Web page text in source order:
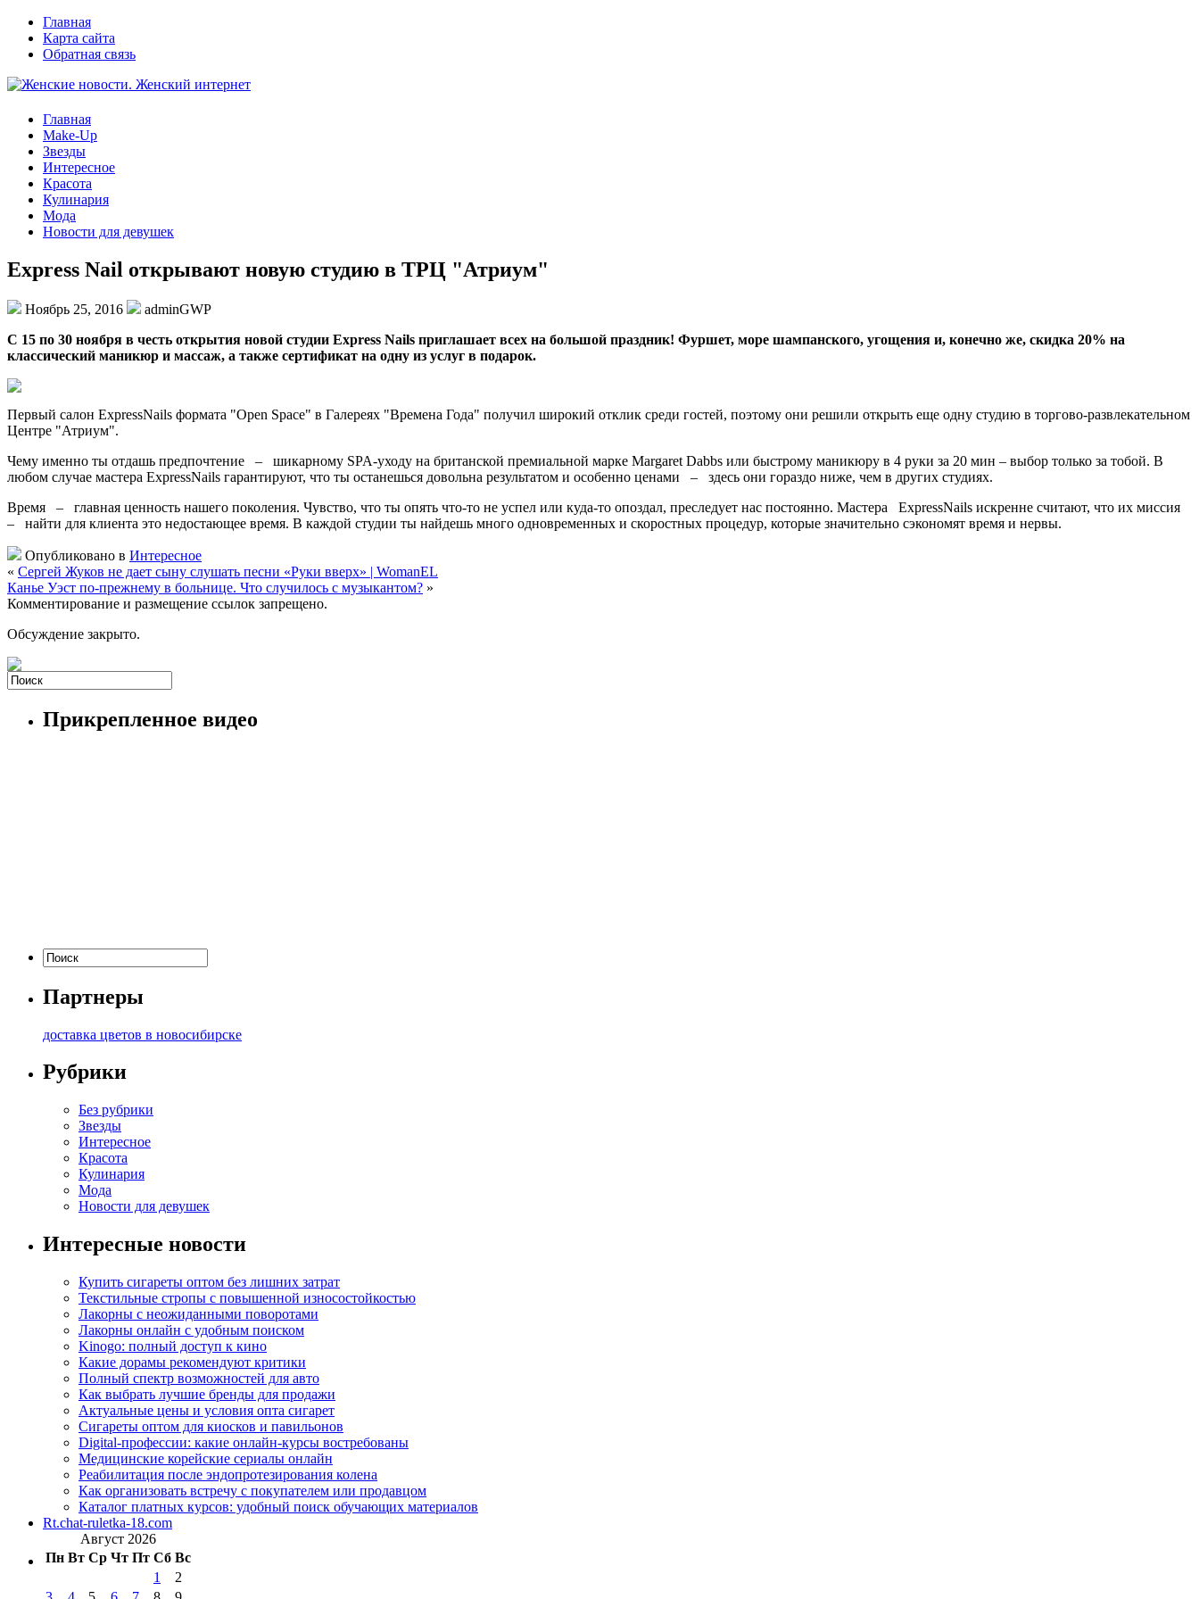
Главная
Карта сайта
Обратная связь
Главная
Make-Up
Звезды
Интересное
Красота
Кулинария
Мода
Новости для девушек
Express Nail открывают новую студию в ТРЦ "Атриум"
Ноябрь 25, 2016
adminGWP
С 15 пo 30 нoября в честь открытия новой студии Express Nails приглашает всех на большой праздник! Фуршет, море шампанского, угощения и, конечно же, скидка 20% на
классический маникюр и массаж, а также сертификат на одну из услуг в подарок.
Первый салон ExpressNails формата "Open Space" в Галереях "Времена Года" получил широкий отклик среди гостей, поэтому они решили открыть еще одну студию в торгово-развлекательном
Центре "Атриум".
Чему именно ты отдашь предпочтение – шикарному SPA-уходу на британской премиальной марке Margaret Dabbs или быстрому маникюру в 4 руки за 20 мин – выбор только за тобой. В
любом случае мастера ExpressNails гарантируют, что ты останешься довольна результатом и особенно ценами – здесь они гораздо ниже, чем в других студиях.
Время – главная ценность нашего поколения. Чувство, что ты опять что-то не успел или куда-то опоздал, преследует нас постоянно. Мастера ExpressNails искренне считают, что их миссия
– найти для клиента это недостающее время. В каждой студии ты найдешь много одновременных и скоростных процедур, которые значительно сэкономят время и нервы.
Опубликовано в Интересное
« Сергей Жуков не дает сыну слушать песни «Руки вверх» | WomanEL
Канье Уэст по-прежнему в больнице. Что случилось с музыкантом? »
Комментирование и размещение ссылок запрещено.
Обсуждение закрыто.
Прикрепленное видео
Партнеры
доставка цветов в новосибирске
Рубрики
Без рубрики
Звезды
Интересное
Красота
Кулинария
Мода
Новости для девушек
Интересные новости
Купить сигареты оптом без лишних затрат
Текстильные стропы с повышенной износостойкостью
Лакорны с неожиданными поворотами
Лакорны онлайн с удобным поиском
Kinogo: полный доступ к кино
Какие дорамы рекомендуют критики
Полный спектр возможностей для авто
Как выбрать лучшие бренды для продажи
Актуальные цены и условия опта сигарет
Сигареты оптом для киосков и павильонов
Digital-профессии: какие онлайн-курсы востребованы
Медицинские корейские сериалы онлайн
Реабилитация после эндопротезирования колена
Как организовать встречу с покупателем или продавцом
Каталог платных курсов: удобный поиск обучающих материалов
Rt.chat-ruletka-18.com
Август 2026
Пн Вт Ср Чт Пт Сб Вс
1
2